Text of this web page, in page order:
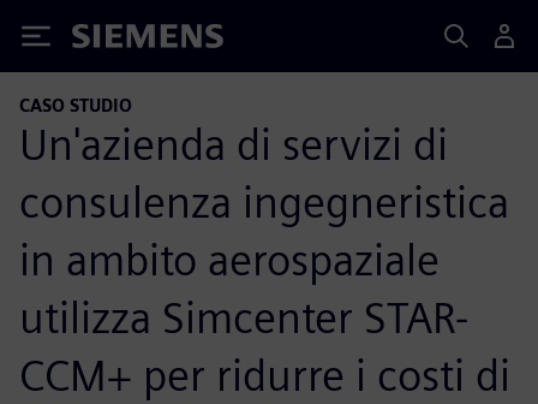
Siemens
CASO STUDIO
Un'azienda di servizi di
consulenza ingegneristica
in ambito aerospaziale
utilizza Simcenter STAR-
CCM+ per ridurre i costi di